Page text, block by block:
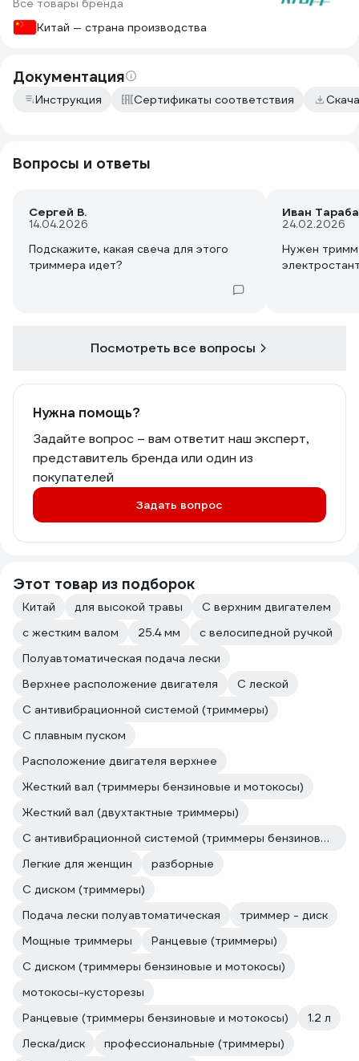
Все товары бренда
Китай — страна производства
Документация
Инструкция Сертификаты соответствия
Вопросы и ответы
Сергей В.
14.04.2026
Подскажите, какая свеча для этого
триммера идет?
Иван
24.02.2026
Нужен
Посмотреть все вопросы
Нужна помощь?
Задайте вопрос – вам ответит наш эксперт,
представитель бренда или один из
покупателей
Задать вопрос
Этот товар из подборок
Китай для высокой травы
С верхним двигателем
с жестким валом
25.4 мм
с велосипедной ручкой
Полуавтоматическая подача лески
Верхнее расположение двигателя
С леской
С антивибрационной системой (триммеры)
С плавным пуском
Расположение двигателя верхнее
Жесткий вал (триммеры бензиновые и мотокосы)
Жесткий вал (двухтактные триммеры)
С антивибрационной системой (триммеры бензиновые и мотокосы)
Легкие для женщин
разборные
С диском (триммеры)
Подача лески полуавтоматическая
триммер - диск
Мощные триммеры
Ранцевые (триммеры)
С диском (триммеры бензиновые и мотокосы)
мотокосы-кусторезы
Ранцевые (триммеры бензиновые и мотокосы)
1.2 л
Леска/диск
профессиональные (триммеры)